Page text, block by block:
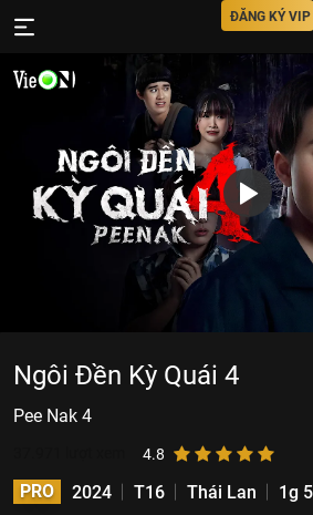
ĐĂNG KÝ VIP
Ngôi Đền Kỳ Quái 4
Pee Nak 4
4.8
PRO 2024 T16 Thái Lan
1g